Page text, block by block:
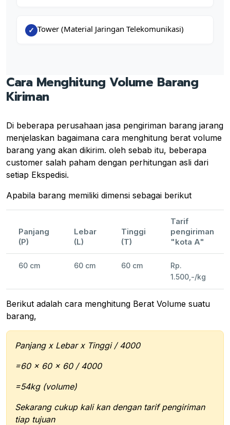
✓ Tower (Material Jaringan Telekomunikasi)
Cara Menghitung Volume Barang
Kiriman
Di beberapa perusahaan jasa pengiriman barang jarang
menjelaskan bagaimana cara menghitung berat volume
barang yang akan dikirim. oleh sebab itu, beberapa
customer salah paham dengan perhitungan asli dari
setiap Ekspedisi.
Apabila barang memiliki dimensi sebagai berikut
Panjang
(P)
Lebar
(L)
Tinggi
(T)
Tarif
pengiriman
"kota A"
60 cm 60 cm 60 cm
Rp.
1.500,-/kg
Berikut adalah cara menghitung Berat Volume suatu
barang,
Panjang x Lebar x Tinggi / 4000
=60 x 60 x 60 / 4000
=54kg (volume)
Sekarang cukup kali kan dengan tarif pengiriman
tiap tujuan